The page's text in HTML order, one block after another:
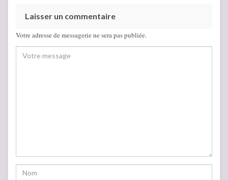
Laisser un commentaire
Votre adresse de messagerie ne sera pas publiée.